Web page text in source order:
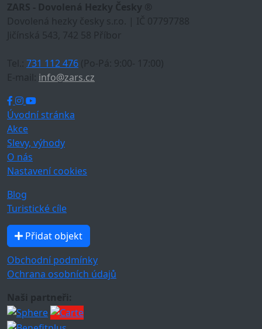
ZARS - Dovolená Hezky Česky ®
Dovolená hezky česky s.r.o. | IČ 07797788
Jičínská 543, 742 58 Příbor
Tel.: 731 112 476 (Po-Pá: 9:00- 17:00)
E-mail: info@zars.cz
Úvodní stránka
Akce
Slevy, výhody
O nás
Nastavení cookies
Blog
Turistické cíle
Přidat objekt
Obchodní podmínky
Ochrana osobních údajů
Naši partneři: